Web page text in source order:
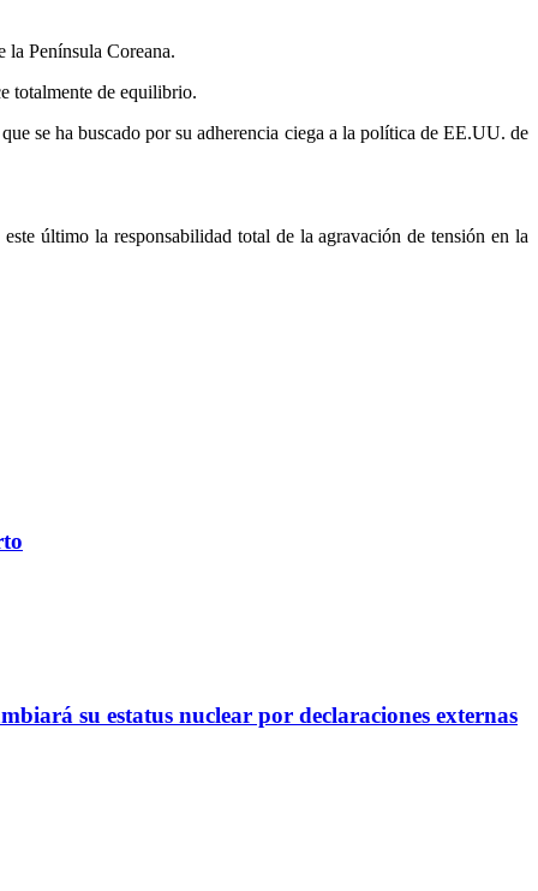
Península Coreana.
totalmente de equilibrio.
se ha buscado por su adherencia ciega a la política de EE.UU. de
último la responsabilidad total de la agravación de tensión en la
su estatus nuclear por declaraciones externas